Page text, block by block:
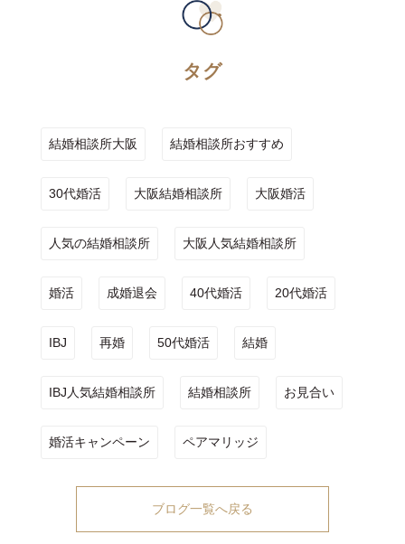
タグ
結婚相談所大阪 結婚相談所おすすめ
30代婚活 大阪結婚相談所 大阪婚活
人気の結婚相談所 大阪人気結婚相談所
婚活 成婚退会 40代婚活 20代婚活
IBJ 再婚 50代婚活 結婚
IBJ人気結婚相談所 結婚相談所 お見合い
婚活キャンペーン ペアマリッジ
ブログ一覧へ戻る